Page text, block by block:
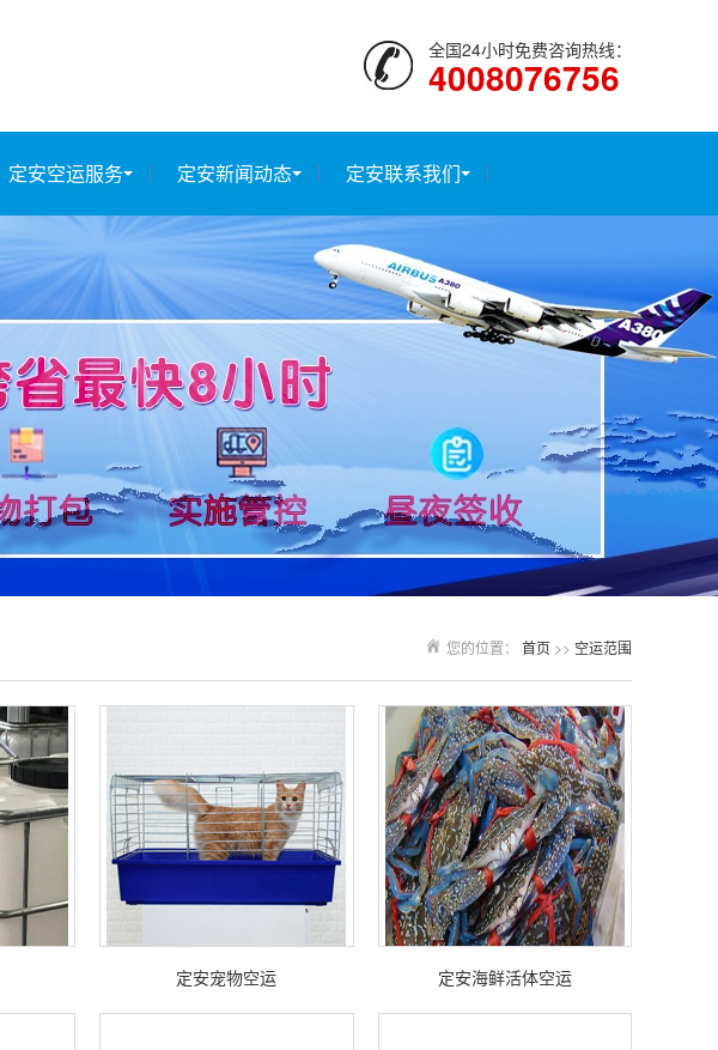
全国24小时免费咨询热线：
4008076756
定安空运服务 定安新闻动态 定安联系我们
您的位置： 首页 >> 空运范围
定安宠物空运 定安海鲜活体空运